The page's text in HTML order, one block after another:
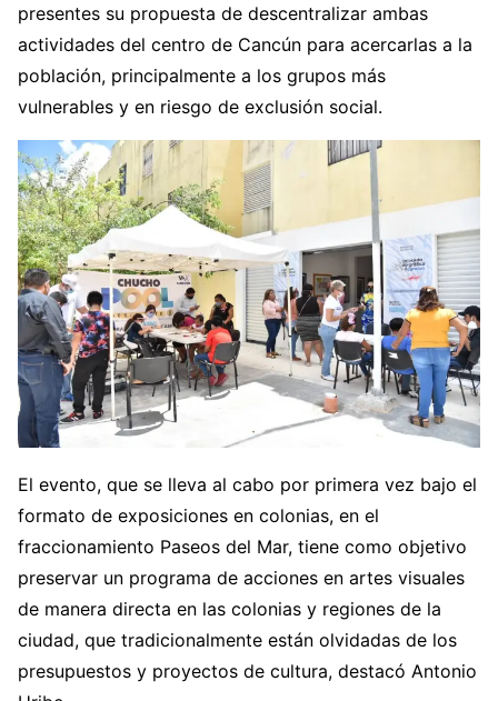
presentes su propuesta de descentralizar ambas
actividades del centro de Cancún para acercarlas a la
población, principalmente a los grupos más
vulnerables y en riesgo de exclusión social.
El evento, que se lleva al cabo por primera vez bajo el
formato de exposiciones en colonias, en el
fraccionamiento Paseos del Mar, tiene como objetivo
preservar un programa de acciones en artes visuales
de manera directa en las colonias y regiones de la
ciudad, que tradicionalmente están olvidadas de los
presupuestos y proyectos de cultura, destacó Antonio